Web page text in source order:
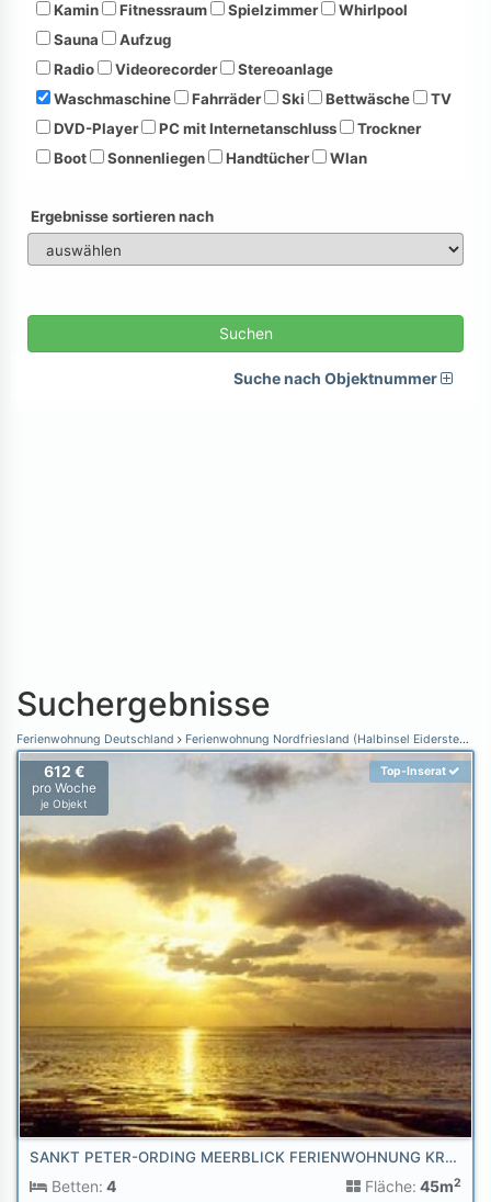
Kamin
Fitnessraum Spielzimmer
Whirlpool
Sauna
Aufzug
Radio
Videorecorder
Stereoanlage
Waschmaschine
Fahrräder Ski Bettwäsche
TV
DVD-Player
PC mit Internetanschluss
Trockner
Boot
Sonnenliegen Handtücher Wlan
Ergebnisse sortieren nach
Suchen
Suche nach Objektnummer
Suchergebnisse
Ferienwohnung Deutschland Ferienwohnung Nordfriesland (Halbinsel Eiderstedt)
612 €
pro Woche
je Objekt
Top-Inserat
SANKT PETER-ORDING MEERBLICK FERIENWOHNUNG KRANICH AM STRAND
Betten: 4 Fläche: 45m2